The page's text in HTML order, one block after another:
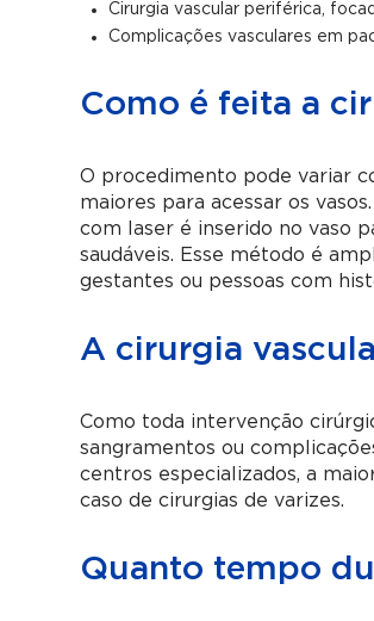
Cirurgia vascular periférica,
Complicações vasculares em
Como é feita a
O procedimento pode variar
maiores para acessar os
com laser é inserido no vaso
saudáveis. Esse método é
gestantes ou pessoas com
A cirurgia
Como toda intervenção
sangramentos ou
centros especializados, a
caso de cirurgias de varizes.
Quanto tempo